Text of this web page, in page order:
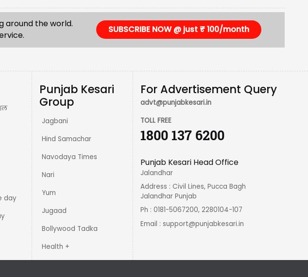
around the world.
SUBSCRIBE NOW @ just ₹ 100/month
day
Punjab Kesari
Group
Jagbani
Hind Samachar
Navodaya Times
Nari
Yum
Jugaad
Bollywood Tadka
Health +
For Advertisement Query
advt@punjabkesari.in
TOLL FREE
1800 137 6200
Punjab Kesari Head Office
Jalandhar
Address : Civil Lines, Pucca Bagh
Jalandhar Punjab
Ph : 0181-5067200, 2280104-107
Email :support@punjabkesari.in